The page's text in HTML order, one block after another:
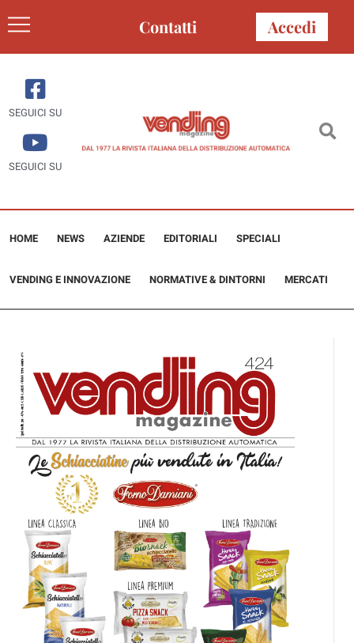
Contatti Accedi
SEGUICI SU
SEGUICI SU
HOME NEWS AZIENDE EDITORIALI SPECIALI
VENDING E INNOVAZIONE NORMATIVE & DINTORNI MERCATI